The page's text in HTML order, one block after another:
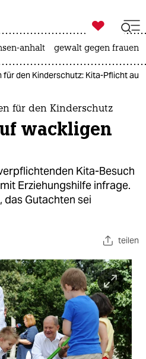
ich
ich

taz zahl ich
anhalt gewalt gegen frauen
den Kinderschutz: Kita-Pflicht auf
für den Kinderschutz
wackligen
Kita-Besuch
Erziehungshilfe infrage.
das Gutachten sei
teilen